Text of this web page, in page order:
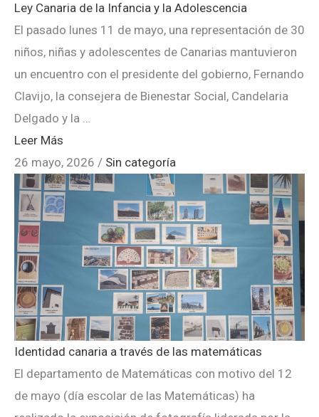
Ley Canaria de la Infancia y la Adolescencia
El pasado lunes 11 de mayo, una representación de 30
niños, niñas y adolescentes de Canarias mantuvieron
un encuentro con el presidente del gobierno, Fernando
Clavijo, la consejera de Bienestar Social, Candelaria
Delgado y la …
Leer Más
26 mayo, 2026 / Sin categoría
Identidad canaria a través de las matemáticas
El departamento de Matemáticas con motivo del 12
de mayo (día escolar de las Matemáticas) ha